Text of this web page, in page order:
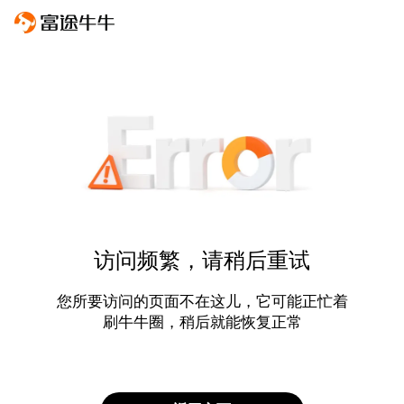
访问频繁，请稍后重试
您所要访问的页面不在这儿，它可能正忙着
刷牛牛圈，稍后就能恢复正常